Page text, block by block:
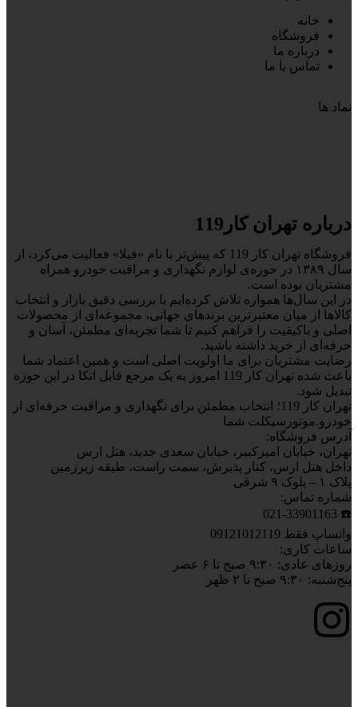
خانه
فروشگاه
درباره ما
تماس با ما
نماد ها
درباره تهران کار119
فروشگاه تهران کار 119 که پیش‌تر با نام «فیلا» فعالیت می‌کرد، از
سال ۱۳۸۹ در حوزه‌ی لوازم نگهداری و مراقبت خودرو همراه
مشتریان بوده است.
در این سال‌ها همواره تلاش کرده‌ایم با بررسی دقیق بازار و انتخاب
کالاها از میان معتبرترین برندهای جهانی، مجموعه‌ای از محصولات
اصلی و باکیفیت را فراهم کنیم تا شما تجربه‌ای مطمئن، آسان و
حرفه‌ای از خرید داشته باشید.
رضایت مشتریان برای ما اولویت اصلی است و همین اعتماد شما
باعث شده تهران کار 119 امروز به یک مرجع قابل اتکا در این حوزه
تبدیل شود.
تهران کار 119؛ انتخاب مطمئن برای نگهداری و مراقبت حرفه‌ای از
خودرو.موتورسیکلت شما
آدرس فروشگاه:
تهران، خیابان امیرکبیر، خیابان سعدی جدید، هتل ارس
داخل هتل ارس، کنار پذیرش، سمت راست، طبقه زیرزمین
پلاک ۱ – بلوک ۹ شرقی
شماره تماس:
☎️ 021-33901163
واتساپ فقط 09121012119
ساعات کاری:
روزهای عادی: ۹:۳۰ صبح تا ۶ عصر
پنج‌شنبه: ۹:۳۰ صبح تا ۲ ظهر